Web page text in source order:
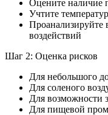
Оцените наличие
Учтите
Проанализируйте
воздействий
Шаг 2: Оценка рисков
Для небольшого
Для соленого
Для возможности
Для пищевой